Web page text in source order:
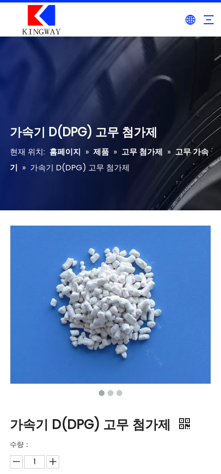
가속기 D(DPG) 고무 첨가제
현재 위치: 홈페이지 » 제품 » 고무 첨가제 » 고무 가속
기 » 가속기 D(DPG) 고무 첨가제
가속기 D(DPG) 고무 첨가제
수량：